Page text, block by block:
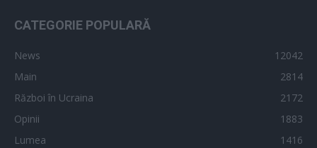
CATEGORIE POPULARĂ
News
12042
Main
2814
Război în Ucraina
2172
Opinii
1883
Lumea
1416